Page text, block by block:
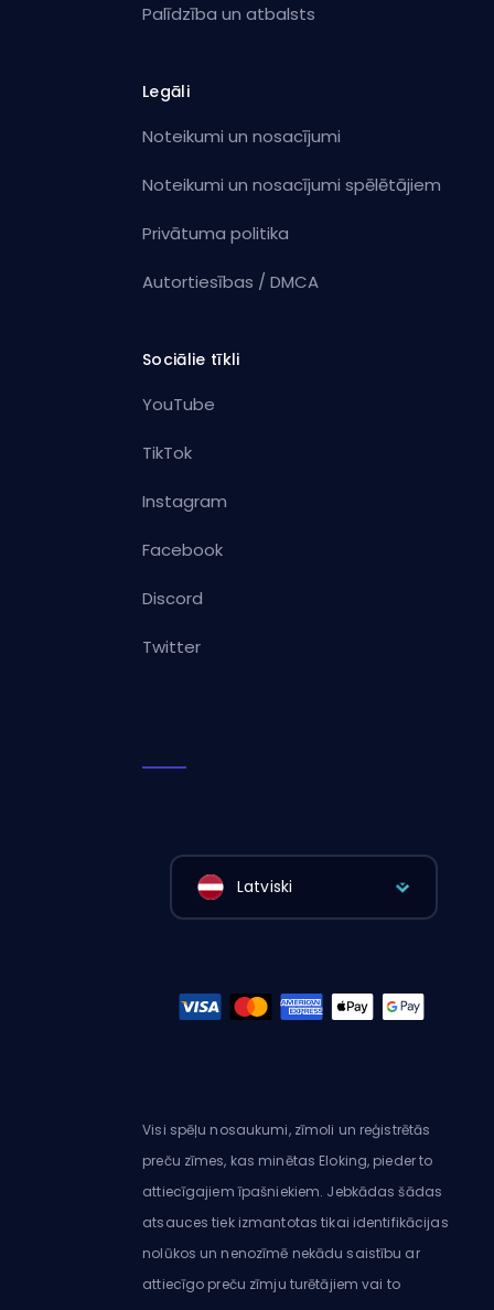
Palīdzība un atbalsts
Legāli
Noteikumi un nosacījumi
Noteikumi un nosacījumi spēlētājiem
Privātuma politika
Autortiesības / DMCA
Sociālie tīkli
YouTube
TikTok
Instagram
Facebook
Discord
Twitter
Latviski
Visi spēļu nosaukumi, zīmoli un reģistrētās
preču zīmes, kas minētas Eloking, pieder to
attiecīgajiem īpašniekiem. Jebkādas šādas
atsauces tiek izmantotas tikai identifikācijas
nolūkos un nenozīmē nekādu saistību ar
attiecīgo preču zīmju turētājiem vai to